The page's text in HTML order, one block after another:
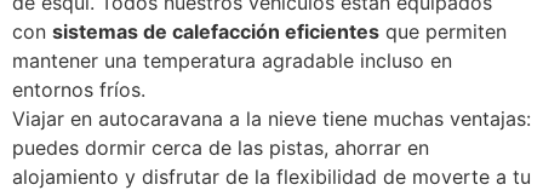
con sistemas de calefacción eficientes que permiten
mantener una temperatura agradable incluso en
entornos fríos.
Viajar en autocaravana a la nieve tiene muchas ventajas:
puedes dormir cerca de las pistas, ahorrar en
alojamiento y disfrutar de la flexibilidad de moverte a tu